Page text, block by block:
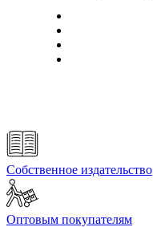
Собственное издательство
Оптовым покупателям